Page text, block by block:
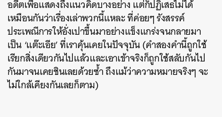
อดีตเพื่อแสดงถึงแนวคิดบางอย่าง แต่ก็ปฏิเสธไม่ได้
เหมือนกันว่าเรื่องเล่าพวกนี้แหละ ที่ค่อยๆ รังสรรค์
ประเพณีการให้อั่งเปาขึ้นมาอย่างแข็งแกร่งจนกลายมา
เป็น ‘แต๊ะเอีย’ ที่เราคุ้นเคยในปัจจุบัน (คำสองคำนี้ถูกใช้
เรียกสิ่งเดียวกันไปแล้วและเอาเข้าจริงก็ถูกใช้สลับกันไป
กันมาจนเคยชินเลยด้วยซ้ำ ถึงแม้ว่าความหมายจริงๆ จะ
ไม่ใกล้เคียงกันเลยก็ตาม)